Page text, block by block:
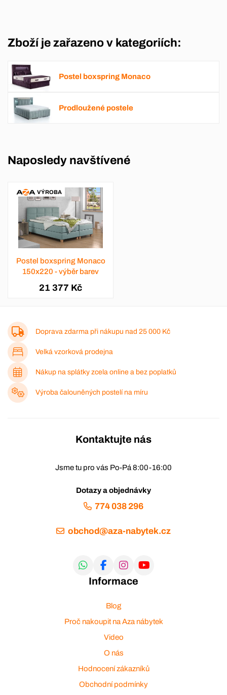
Zboží je zařazeno v kategoriích:
Postel boxspring Monaco
Prodloužené postele
Naposledy navštívené
VÝROBA
Postel boxspring Monaco
150x220 - výběr barev
21 377 Kč
Doprava zdarma při nákupu nad 25 000 Kč
Velká vzorková prodejna
Nákup na splátky zcela online a bez poplatků
Výroba čalouněných postelí na míru
Kontaktujte nás
Jsme tu pro vás Po-Pá 8:00-16:00
Dotazy a objednávky
774 038 296
obchod@aza-nabytek.cz
Informace
Blog
Proč nakoupit na Aza nábytek
Video
O nás
Hodnocení zákazníků
Obchodní podmínky